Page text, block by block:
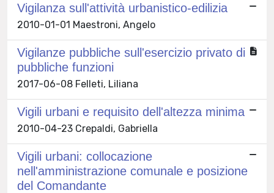
Vigilanza sull'attività urbanistico-edilizia
2010-01-01 Maestroni, Angelo
Vigilanze pubbliche sull'esercizio privato di
pubbliche funzioni
2017-06-08 Felleti, Liliana
Vigili urbani e requisito dell'altezza minima
2010-04-23 Crepaldi, Gabriella
Vigili urbani: collocazione
nell'amministrazione comunale e posizione
del Comandante